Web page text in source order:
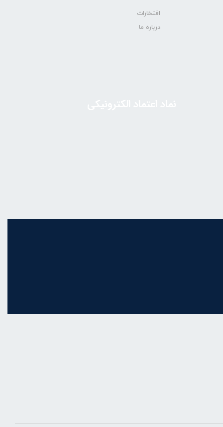
افتخارات
درباره ما